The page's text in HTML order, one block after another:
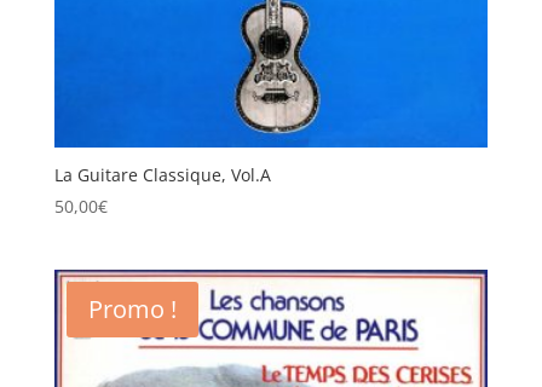
La Guitare Classique, Vol.A
50,00€
Promo !